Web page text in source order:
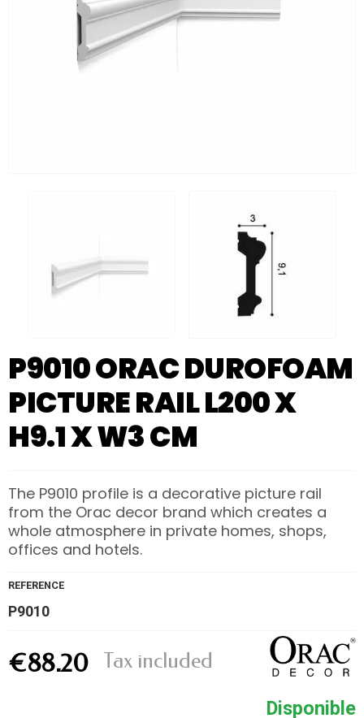
P9010 ORAC DUROFOAM
PICTURE RAIL L200 X
H9.1 X W3 CM
The P9010 profile is a decorative picture rail
from the Orac decor brand which creates a
whole atmosphere in private homes, shops,
offices and hotels.
REFERENCE
P9010
€88.20 Tax included
Disponible